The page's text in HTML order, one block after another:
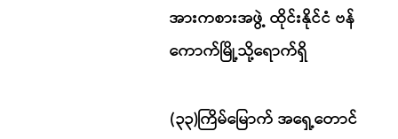
အားကစားအဖွဲ့ ထိုင်းနိုင်ငံ ဗန်
ကောက်မြို့သို့ရောက်ရှိ
(၃၃)ကြိမ်မြောက် အရှေ့တောင်